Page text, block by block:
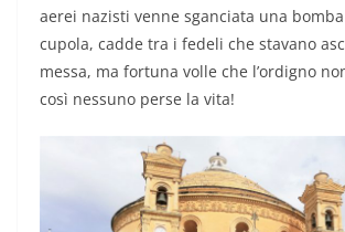
aerei nazisti venne sganciata una
cupola, cadde tra i fedeli che stavano
messa, ma fortuna volle che l’ordigno
così nessuno perse la vita!